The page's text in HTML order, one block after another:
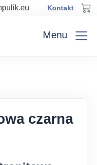
Kontakt
Menu
czarna